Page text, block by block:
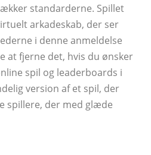
standarderne. Spillet
arkadeskab, der ser
i denne anmeldelse
at fjerne det, hvis du ønsker
spil og leaderboards i
version af et spil, der
spillere, der med glæde